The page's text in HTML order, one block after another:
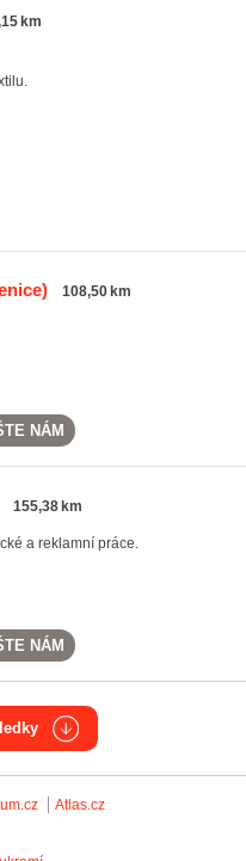
km
108,50 km
NÁM
155,38 km
a reklamní práce.
NÁM
Atlas.cz